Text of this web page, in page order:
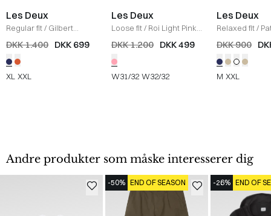
Les Deux
Regular fit/ Gilbert
Crewneck Strik/ DARK
DKK 1.400 DKK 699
XL XXL
Les Deux
Loose fit/ Roi Light Pink
Jeans
PINK
DKK 1.200 DKK 499
W31/32 W32/32
Les Deux
Relaxed fit/
Linen Pants/
DKK 900
M XXL
Andre produkter som måske interesserer dig
-50% END OF SEASON -26% END OF